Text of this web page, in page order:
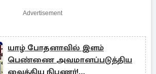
Advertisement
யாழ் போதனாவில் இளம்
பெண்ணை அவமானப்படுத்திய
வைத்திய நிபுணர்!